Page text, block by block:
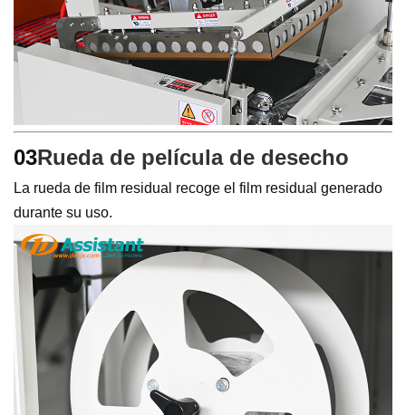
03Rueda de película de desecho
La rueda de film residual recoge el film residual generado
durante su uso.